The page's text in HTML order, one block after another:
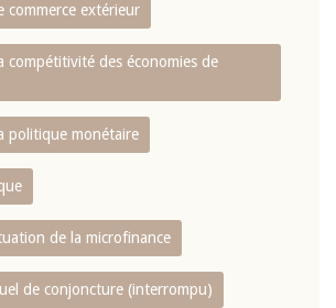
commerce extérieur
compétitivité des économies de
politique monétaire
de la microfinance
de conjoncture (interrompu)